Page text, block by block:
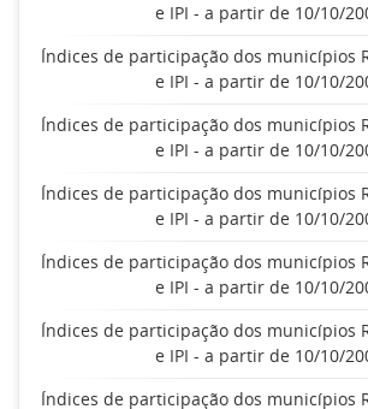
e IPI - a partir de 10/10/
Índices de participação dos municípios
e IPI - a partir de 10/10/
Índices de participação dos municípios
e IPI - a partir de 10/10/
Índices de participação dos municípios
e IPI - a partir de 10/10/
Índices de participação dos municípios
e IPI - a partir de 10/10/
Índices de participação dos municípios
e IPI - a partir de 10/10/
Índices de participação dos municípios